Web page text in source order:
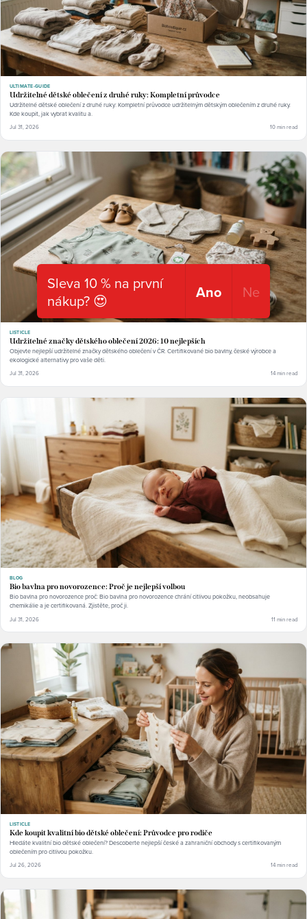
ULTIMATE-GUIDE
Udržitelné dětské oblečení z druhé ruky: Kompletní průvodce
Udržitelné dětské oblečení z druhé ruky: Kompletní průvodce udržitelným dětským oblečením z druhé ruky.
Kde koupit, jak vybrat kvalitu a.
Jul 31, 2026 10 min read
LISTICLE
Udržitelné značky dětského oblečení 2026: 10 nejlepších
Objevte nejlepší udržitelné značky dětského oblečení v ČR. Certifikované bio bavlny, české výrobce a
ekologické alternativy pro vaše děti.
Jul 31, 2026 14 min read
BLOG
Bio bavlna pro novorozence: Proč je nejlepší volbou
Bio bavlna pro novorozence proč: Bio bavlna pro novorozence chrání citlivou pokožku, neobsahuje
chemikálie a je certifikovaná. Zjistěte, proč ji.
Jul 31, 2026 11 min read
LISTICLE
Kde koupit kvalitní bio dětské oblečení: Průvodce pro rodiče
Hledáte kvalitní bio dětské oblečení? Descoberte nejlepší české a zahraniční obchody s certifikovaným
oblečením pro citlivou pokožku.
Jul 26, 2026 14 min read
Sleva 10 % na první
nákup? 😍
Ano Ne